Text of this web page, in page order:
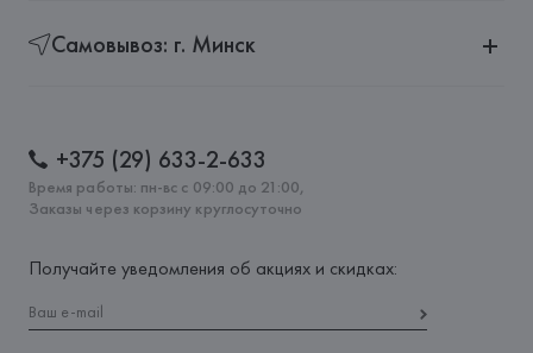
Самовывоз: г. Минск
+375 (29) 633-2-633
Время работы: пн-вс с 09:00 до 21:00,
Заказы через корзину круглосуточно
Получайте уведомления об акциях и скидках: